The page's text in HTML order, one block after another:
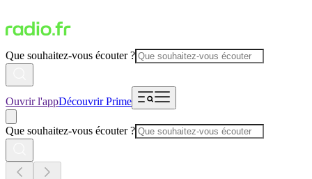
Que souhaitez-vous écouter ?
Ouvrir l'appDécouvrir Prime
Que souhaitez-vous écouter ?